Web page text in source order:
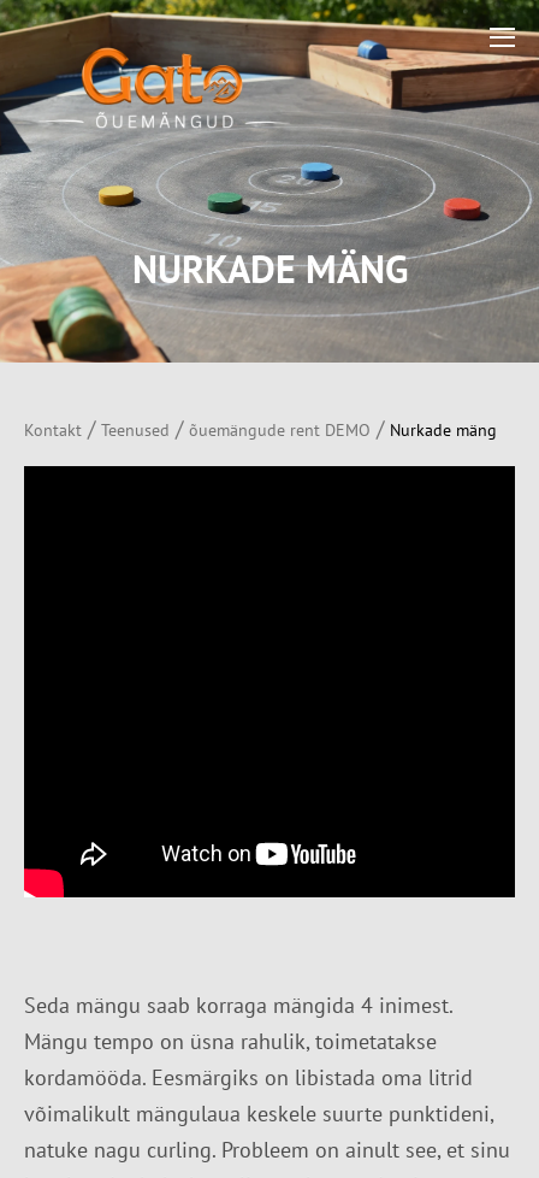
NURKADE MÄNG
Kontakt / Teenused / õuemängude rent DEMO / Nurkade mäng
Seda mängu saab korraga mängida 4 inimest.
Mängu tempo on üsna rahulik, toimetatakse
kordamööda. Eesmärgiks on libistada oma litrid
võimalikult mängulaua keskele suurte punktideni,
natuke nagu curling. Probleem on ainult see, et sinu